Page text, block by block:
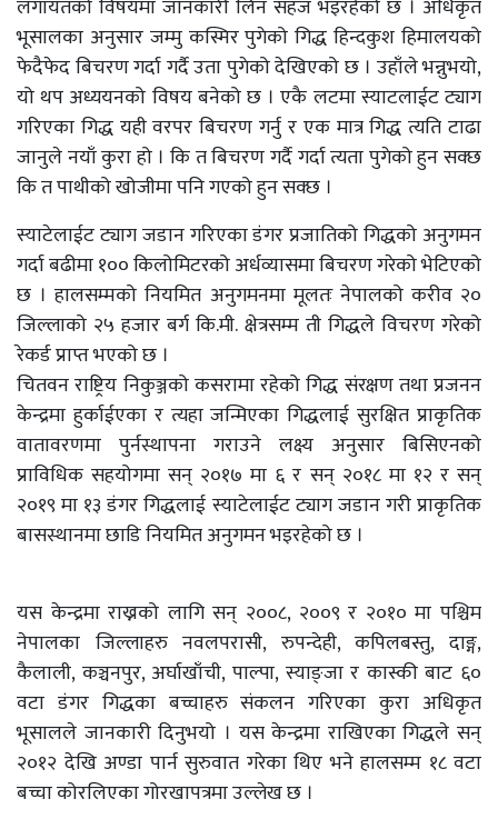
लगायतको विषयमा जानकारी लिन सहज भइरहेको छ । अधिकृत
भूसालका अनुसार जम्मु कस्मिर पुगेको गिद्ध हिन्दकुश हिमालयको
फेदैफेद बिचरण गर्दा गर्दै उता पुगेको देखिएको छ । उहाँले भन्नुभयो,
यो थप अध्ययनको विषय बनेको छ । एकै लटमा स्याटलाईट ट्याग
गरिएका गिद्ध यही वरपर बिचरण गर्नु र एक मात्र गिद्ध त्यति टाढा
जानुले नयाँ कुरा हो । कि त बिचरण गर्दै गर्दा त्यता पुगेको हुन सक्छ
कि त पाथीको खोजीमा पनि गएको हुन सक्छ ।
स्याटेलाईट ट्याग जडान गरिएका डंगर प्रजातिको गिद्धको अनुगमन
गर्दा बढीमा १०० किलोमिटरको अर्धव्यासमा बिचरण गरेको भेटिएको
छ । हालसम्मको नियमित अनुगमनमा मूलतः नेपालको करीव २०
जिल्लाको २५ हजार बर्ग कि.मी. क्षेत्रसम्म ती गिद्धले विचरण गरेको
रेकर्ड प्राप्त भएको छ ।
चितवन राष्ट्रिय निकुञ्जको कसरामा रहेको गिद्ध संरक्षण तथा प्रजनन
केन्द्रमा हुर्काईएका र त्यहा जन्मिएका गिद्धलाई सुरक्षित प्राकृतिक
वातावरणमा पुर्नस्थापना गराउने लक्ष्य अनुसार बिसिएनको
प्राविधिक सहयोगमा सन् २०१७ मा ६ र सन् २०१८ मा १२ र सन्
२०१९ मा १३ डंगर गिद्धलाई स्याटेलाईट ट्याग जडान गरी प्राकृतिक
बासस्थानमा छाडि नियमित अनुगमन भइरहेको छ ।
यस केन्द्रमा राख्नको लागि सन् २००८, २००९ र २०१० मा पश्चिम
नेपालका जिल्लाहरु नवलपरासी, रुपन्देही, कपिलबस्तु, दाङ्ग,
कैलाली, कञ्चनपुर, अर्घाखाँची, पाल्पा, स्याङ्जा र कास्की बाट ६०
वटा डंगर गिद्धका बच्चाहरु संकलन गरिएका कुरा अधिकृत
भूसालले जानकारी दिनुभयो । यस केन्द्रमा राखिएका गिद्धले सन्
२०१२ देखि अण्डा पार्न सुरुवात गरेका थिए भने हालसम्म १८ वटा
बच्चा कोरलिएका गोरखापत्रमा उल्लेख छ ।